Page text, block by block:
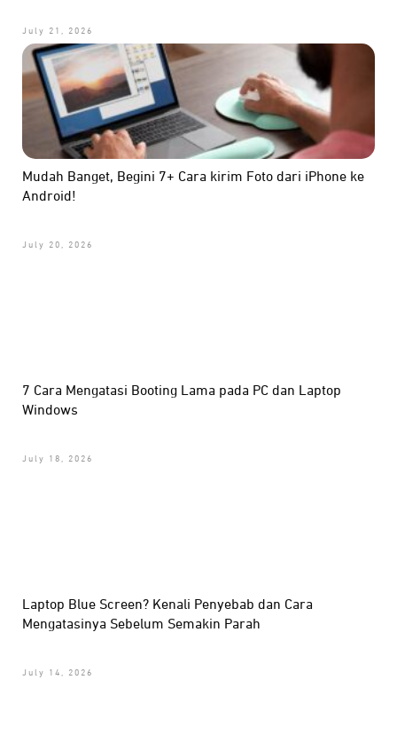
July 21, 2026
Mudah Banget, Begini 7+ Cara kirim Foto dari iPhone ke
Android!
July 20, 2026
7 Cara Mengatasi Booting Lama pada PC dan Laptop
Windows
July 18, 2026
Laptop Blue Screen? Kenali Penyebab dan Cara
Mengatasinya Sebelum Semakin Parah
July 14, 2026